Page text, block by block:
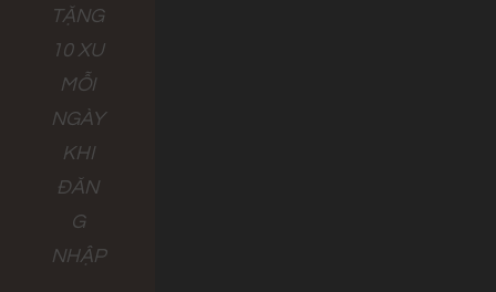
TẶNG
10 XU
MỖI
NGÀY
KHI
ĐĂN
G
NHẬP